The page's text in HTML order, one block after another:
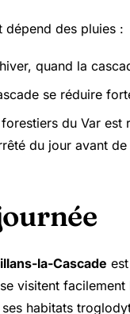
dépend des pluies :
quand la
se réduire
forestiers du Var
du jour avant
la-Cascade
visitent
habitats